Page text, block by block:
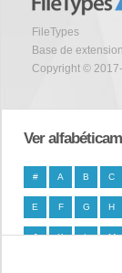
FileTypes
Base de
Copyright ©
Ver
# A B C
E F G H
J K L M